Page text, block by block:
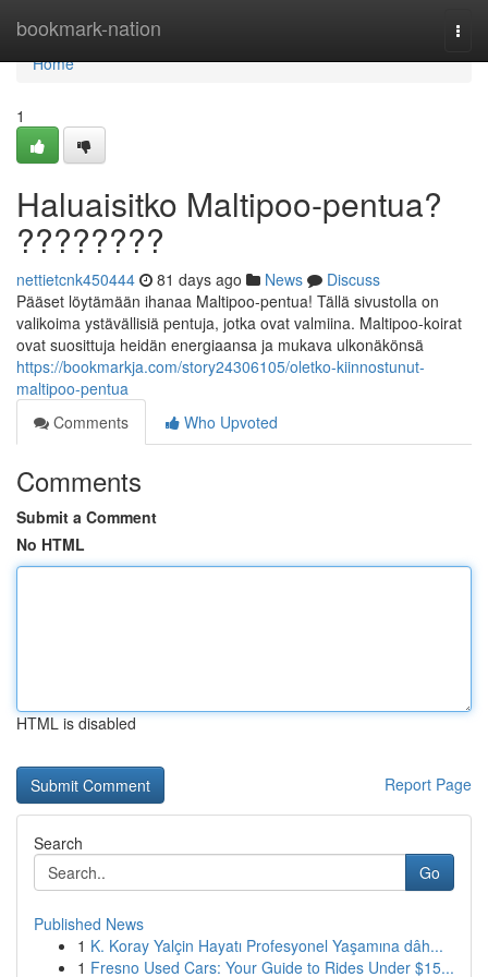
bookmark-nation
Home
Home
1
Haluaisitko Maltipoo-pentua?
????????
nettietcnk450444 81 days ago News
Discuss
Pääset löytämään ihanaa Maltipoo-pentua! Tällä sivustolla on
valikoima ystävällisiä pentuja, jotka ovat valmiina. Maltipoo-koirat
ovat suosittuja heidän energiaansa ja mukava ulkonäkönsä
https://bookmarkja.com/story24306105/oletko-kiinnostunut-
maltipoo-pentua
Comments
Who Upvoted
Comments
Submit a Comment
No HTML
HTML is disabled
Report Page
Search
Go
Published News
1 K. Koray Yalçin Hayatı Profesyonel Yaşamına dâh...
1 Fresno Used Cars: Your Guide to Rides Under $15...